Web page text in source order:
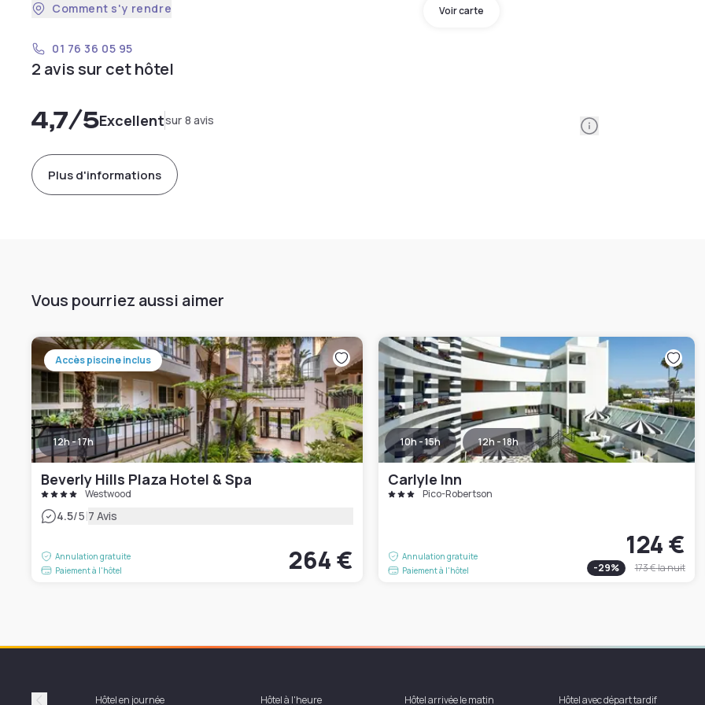
Voir carte
Comment s'y rendre
01 76 36 05 95
2 avis sur cet hôtel
4,7/5Excellentsur 8 avis Information
Plus d'informations
Vous pourriez aussi aimer
Accès piscine inclus
12h - 17h
Beverly Hills Plaza Hotel & Spa
Westwood
4.5/5|7 Avis
Annulation gratuite
Paiement à l'hôtel
264 €
10h - 15h 12h - 18h
Carlyle Inn
Pico-Robertson
Annulation gratuite
Paiement à l'hôtel
124 €
-29% 173 €la nuit
Hôtel en journée Hôtel à l'heure Hôtel arrivée le matin Hôtel avec départ tardif